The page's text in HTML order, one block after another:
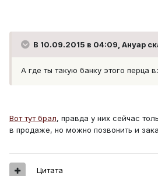
В 10.09.2015 в 04:09, Ануар
А где ты такую банку этого перца
Вот тут брал, правда у них сейчас
в продаже, но можно позвонить и
Цитата